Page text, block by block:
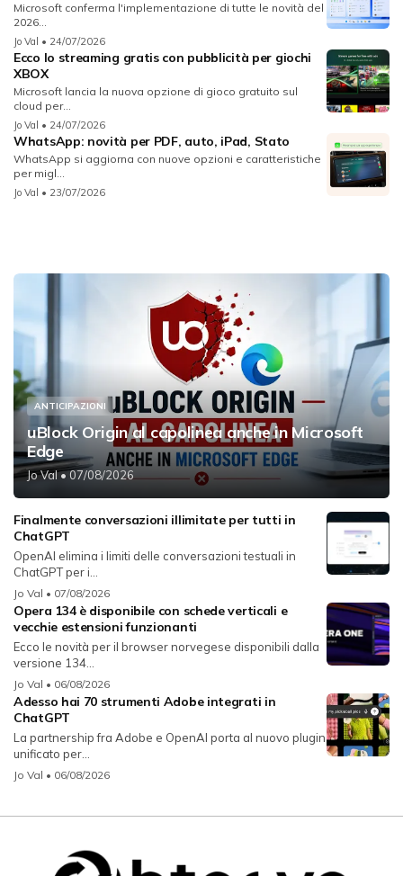
Microsoft conferma l'implementazione di tutte le novità del
2026...
Jo Val • 24/07/2026
Ecco lo streaming gratis con pubblicità per giochi
XBOX
Microsoft lancia la nuova opzione di gioco gratuito sul
cloud per...
Jo Val • 24/07/2026
WhatsApp: novità per PDF, auto, iPad, Stato
WhatsApp si aggiorna con nuove opzioni e caratteristiche
per migl...
Jo Val • 23/07/2026
ANTICIPAZIONI
uBlock Origin al capolinea anche in Microsoft
Edge
Jo Val• 07/08/2026
Finalmente conversazioni illimitate per tutti in
ChatGPT
OpenAI elimina i limiti delle conversazioni testuali in
ChatGPT per i...
Jo Val • 07/08/2026
Opera 134 è disponibile con schede verticali e
vecchie estensioni funzionanti
Ecco le novità per il browser norvegese disponibili dalla
versione 134...
Jo Val • 06/08/2026
Adesso hai 70 strumenti Adobe integrati in
ChatGPT
La partnership fra Adobe e OpenAI porta al nuovo plugin
unificato per...
Jo Val • 06/08/2026